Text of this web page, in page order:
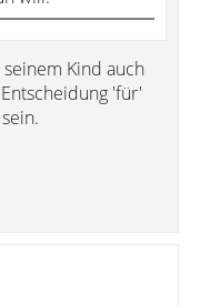
Kind auch
'für'